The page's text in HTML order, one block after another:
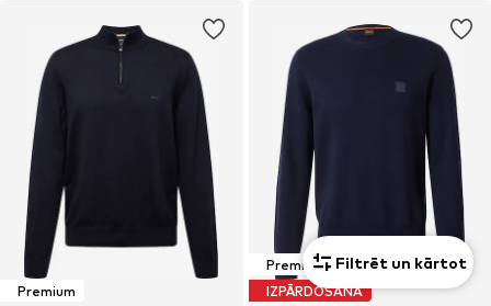
Premium
Premium
IZPĀRDOŠANA
Filtrēt un kārtot